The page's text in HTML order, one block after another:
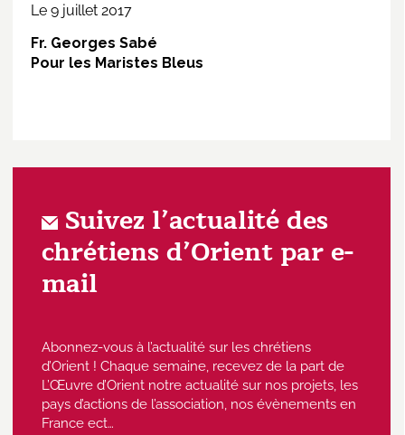
Le 9 juillet 2017
Fr. Georges Sabé
Pour les Maristes Bleus
Suivez l’actualité des
chrétiens d’Orient par e-
mail
Abonnez-vous à l’actualité sur les chrétiens
d’Orient ! Chaque semaine, recevez de la part de
L’Œuvre d’Orient notre actualité sur nos projets, les
pays d’actions de l’association, nos évènements en
France ect…